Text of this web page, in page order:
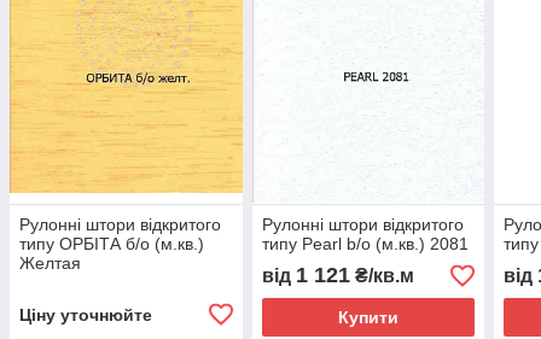
Рулонні штори відкритого
типу ОРБІТА б/о (м.кв.)
Желтая
Ціну уточнюйте
Рулонні штори відкритого
типу Pearl b/o (м.кв.) 2081
від 1 121₴/кв.м
Купити
від